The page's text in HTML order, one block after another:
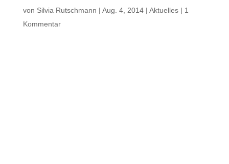
von Silvia Rutschmann | Aug. 4, 2014| Aktuelles| 1
Kommentar